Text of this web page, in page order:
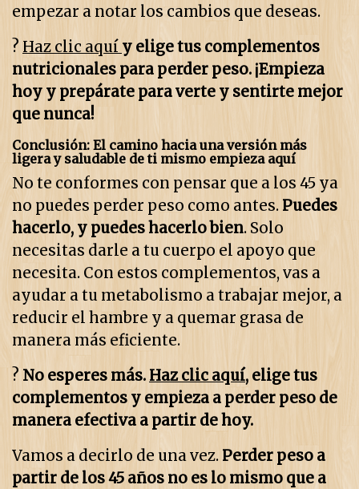
empezar a notar los cambios que deseas.
? Haz clic aquí y elige tus complementos
nutricionales para perder peso. ¡Empieza
hoy y prepárate para verte y sentirte mejor
que nunca!
Conclusión: El camino hacia una versión más
ligera y saludable de ti mismo empieza aquí
No te conformes con pensar que a los 45 ya
no puedes perder peso como antes. Puedes
hacerlo, y puedes hacerlo bien. Solo
necesitas darle a tu cuerpo el apoyo que
necesita. Con estos complementos, vas a
ayudar a tu metabolismo a trabajar mejor, a
reducir el hambre y a quemar grasa de
manera más eficiente.
? No esperes más. Haz clic aquí, elige tus
complementos y empieza a perder peso de
manera efectiva a partir de hoy.
Vamos a decirlo de una vez. Perder peso a
partir de los 45 años no es lo mismo que a